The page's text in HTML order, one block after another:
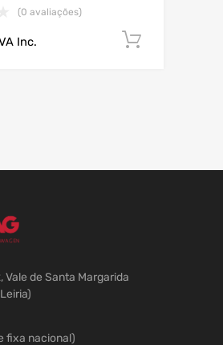
(0 avaliações)
Inc.
Vale de Santa Margarida
fixa nacional)